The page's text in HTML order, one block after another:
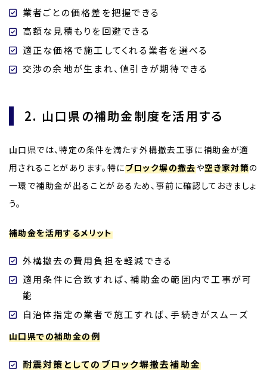
業者ごとの価格差を把握できる
高額な見積もりを回避できる
適正な価格で施工してくれる業者を選べる
交渉の余地が生まれ、値引きが期待できる
2. 山口県の補助金制度を活用する
山口県では、特定の条件を満たす外構撤去工事に補助金が適
用されることがあります。特にブロック塀の撤去や空き家対策の
一環で補助金が出ることがあるため、事前に確認しておきましょ
う。
補助金を活用するメリット
外構撤去の費用負担を軽減できる
適用条件に合致すれば、補助金の範囲内で工事が可
能
自治体指定の業者で施工すれば、手続きがスムーズ
山口県での補助金の例
耐震対策としてのブロック塀撤去補助金